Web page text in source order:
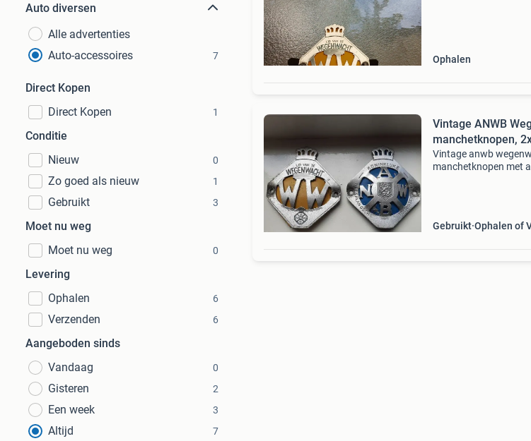
Auto diversen
Alle advertenties
Auto-accessoires
7
Direct Kopen
Direct Kopen
1
Conditie
Nieuw
0
Zo goed als nieuw 1
Gebruikt 3
Moet nu weg
Moet nu weg
0
Levering
Ophalen
6
Verzenden 6
Aangeboden sinds
Vandaag
0
Gisteren 2
Een week 3
Altijd 7
Ophalen
Vintage ANWB
manchetknopen,
Vintage anwb
manchetknopen met
Gebruikt Ophalen of